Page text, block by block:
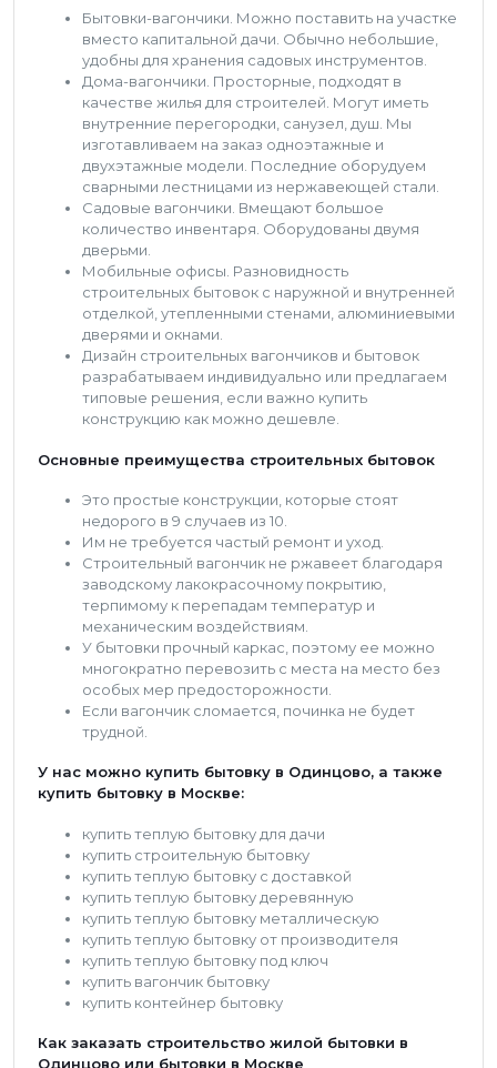
Бытовки-вагончики. Можно поставить на участке
вместо капитальной дачи. Обычно небольшие,
удобны для хранения садовых инструментов.
Дома-вагончики. Просторные, подходят в
качестве жилья для строителей. Могут иметь
внутренние перегородки, санузел, душ. Мы
изготавливаем на заказ одноэтажные и
двухэтажные модели. Последние оборудуем
сварными лестницами из нержавеющей стали.
Садовые вагончики. Вмещают большое
количество инвентаря. Оборудованы двумя
дверьми.
Мобильные офисы. Разновидность
строительных бытовок с наружной и внутренней
отделкой, утепленными стенами, алюминиевыми
дверями и окнами.
Дизайн строительных вагончиков и бытовок
разрабатываем индивидуально или предлагаем
типовые решения, если важно купить
конструкцию как можно дешевле.
Основные преимущества строительных бытовок
Это простые конструкции, которые стоят
недорого в 9 случаев из 10.
Им не требуется частый ремонт и уход.
Строительный вагончик не ржавеет благодаря
заводскому лакокрасочному покрытию,
терпимому к перепадам температур и
механическим воздействиям.
У бытовки прочный каркас, поэтому ее можно
многократно перевозить с места на место без
особых мер предосторожности.
Если вагончик сломается, починка не будет
трудной.
У нас можно купить бытовку в Одинцово, а также
купить бытовку в Москве:
купить теплую бытовку для дачи
купить строительную бытовку
купить теплую бытовку с доставкой
купить теплую бытовку деревянную
купить теплую бытовку металлическую
купить теплую бытовку от производителя
купить теплую бытовку под ключ
купить вагончик бытовку
купить контейнер бытовку
Как заказать строительство жилой бытовки в
Одинцово или бытовки в Москве